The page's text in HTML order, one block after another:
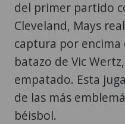
del primer partido
Cleveland, Mays
captura por
batazo de Vic
empatado. Esta
de las más
béisbol.